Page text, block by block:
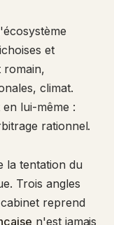
et
romain,
climat.
lui-même :
rationnel.
la tentation du
Trois angles
reprend
n'est jamais